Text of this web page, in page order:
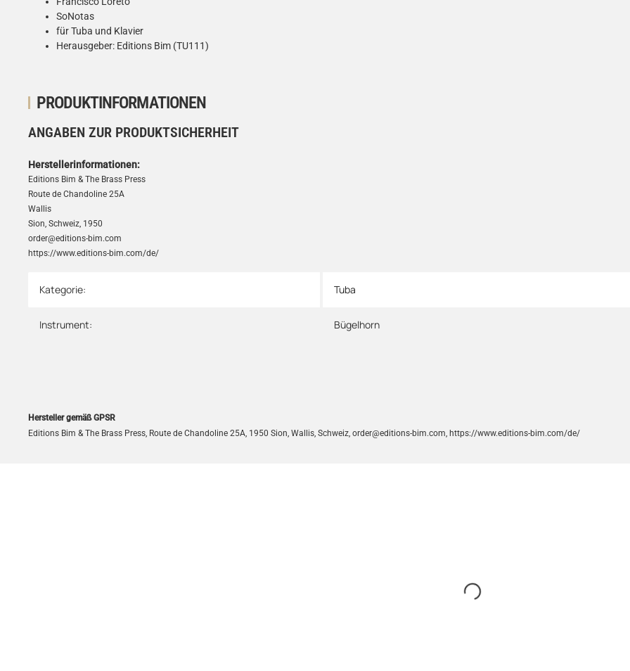
PRODUKTINFORMATIONEN
ANGABEN ZUR PRODUKTSICHERHEIT
Herstellerinformationen:
Editions Bim & The Brass Press
Route de Chandoline 25A
Wallis
Sion, Schweiz, 1950
order@editions-bim.com
https://www.editions-bim.com/de/
Produkteigenschaft
Wert
Kategorie: Tuba
Instrument: Bügelhorn
SoNotas
für Tuba und Klavier
Herausgeber: Editions Bim (TU111)
Hersteller gemäß GPSR
Editions Bim & The Brass Press, Route de Chandoline 25A, 1950 Sion, Wallis, Schweiz, order@editions-bim.com, https://www.editions-bim.com/de/